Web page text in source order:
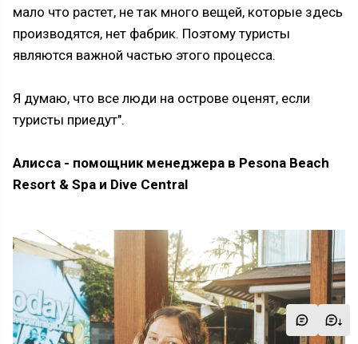
мало что растет, не так много вещей, которые здесь
производятся, нет фабрик. Поэтому туристы
являются важной частью этого процесса.
Я думаю, что все люди на острове оценят, если
туристы приедут".
Алисса - помощник менеджера в Pesona Beach
Resort & Spa и Dive Central